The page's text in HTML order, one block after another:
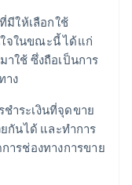
มีให้เลือกใช้
จในขณะนี้ ได้แก่
ใช้ ซึ่งถือเป็นการ
าง
ำระเงินที่จุดขาย
กันได้ และทำการ
รช่องทางการขาย